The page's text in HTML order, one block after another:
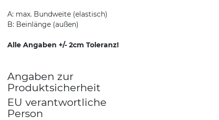
A: max. Bundweite (elastisch)
B: Beinlänge (außen)
Alle Angaben +/- 2cm Toleranz!
Angaben zur
Produktsicherheit
EU verantwortliche
Person